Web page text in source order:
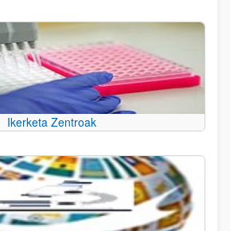
Ikerketa Zentroak